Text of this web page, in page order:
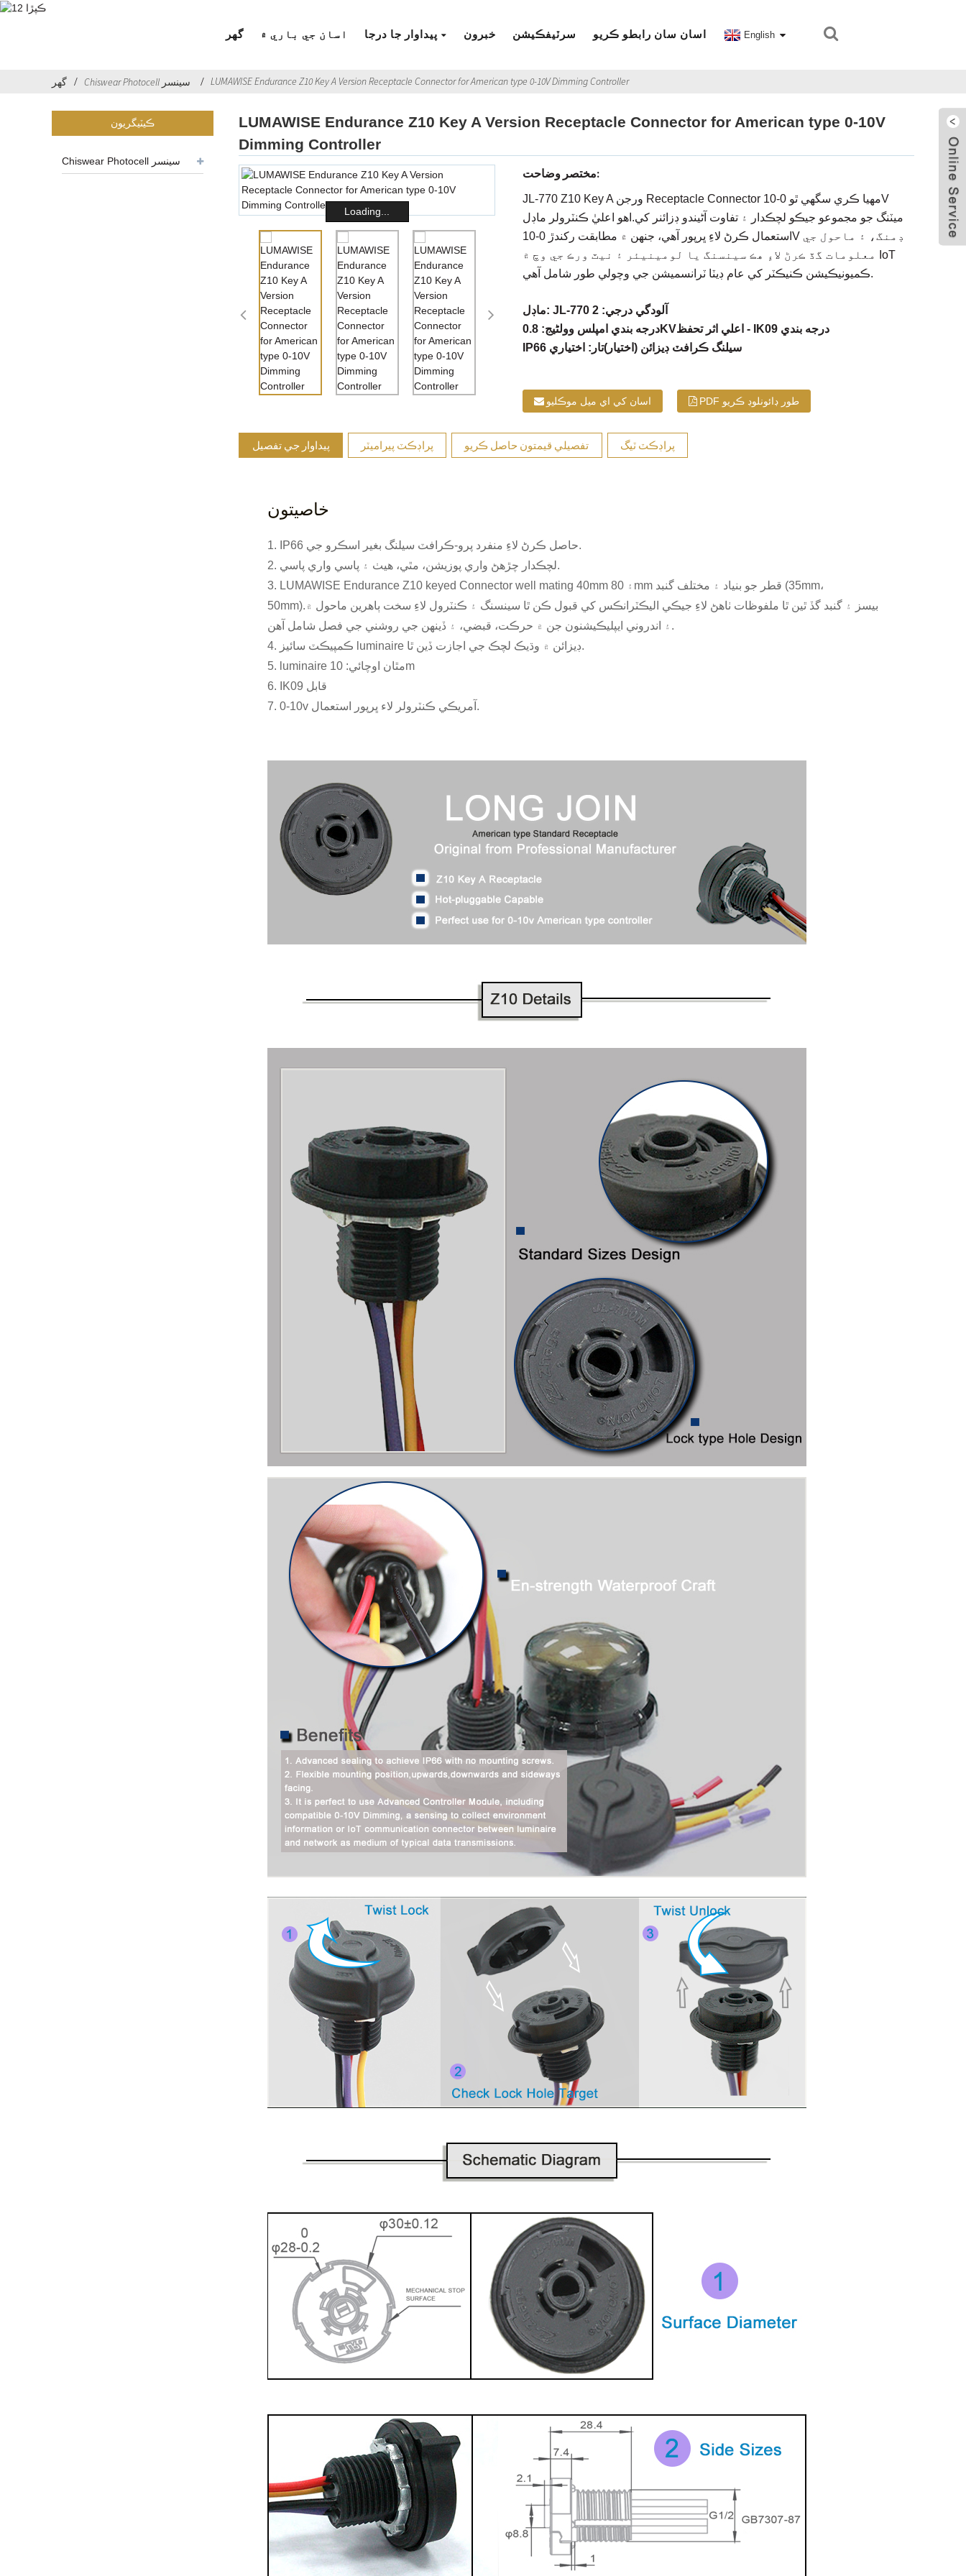
گهر اسان جي باري ۾ پيداوار جا درجا خبرون سرٽيفڪيشن اسان سان رابطو ڪريو English
گهر Chiswear Photocell سينسر LUMAWISE Endurance Z10 Key A Version Receptacle Connector for American type 0-10V Dimming Controller
ڪيٽيگريون
Chiswear Photocell سينسر
LUMAWISE Endurance Z10 Key A Version Receptacle Connector for American type 0-10V
Dimming Controller
Loading...
مختصر وضاحت:
JL-770 Z10 Key A ورجن Receptacle Connector مهيا ڪري سگھي ٿو 0-10V
ميٽنگ جو مجموعو جيڪو لچڪدار ۽ تفاوت آڻيندو ڊزائنر کي.اهو اعليٰ ڪنٽرولر ماڊل
استعمال ڪرڻ لاءِ ڀرپور آهي، جنهن ۾ مطابقت رکندڙ 0-10V ڊمنگ، ۽ ماحول جي
معلومات گڏ ڪرڻ لاءِ هڪ سينسنگ يا لومينيئر ۽ نيٽ ورڪ جي وچ ۾ IoT
ڪميونيڪيشن ڪنيڪٽر کي عام ڊيٽا ٽرانسميشن جي وچولي طور شامل آهي.
ماڊل: JL-770 آلودگي درجي: 2
درجه بندي امپلس وولٹیج: 0.8KV
اعلي اثر تحفظ - IK09 درجه بندي
IP66 سيلنگ ڪرافٽ ڊيزائن (اختيار)تار: اختياري
اسان کي اي ميل موڪليو PDF طور ڊائونلوڊ ڪريو
پيداوار جي تفصيل پراڊڪٽ پيراميٽر تفصيلي قيمتون حاصل ڪريو پراڊڪٽ ٽيگ
خاصيتون
1. IP66 حاصل ڪرڻ لاءِ منفرد پرو-ڪرافٽ سيلنگ بغير اسڪرو جي.
2. لچڪدار چڙهڻ واري پوزيشن، مٿي، هيٺ ۽ پاسي واري پاسي.
3. LUMAWISE Endurance Z10 keyed Connector well mating 40mm ۽ 80mm قطر جو بنياد ۽ مختلف گنبد (35mm،
50mm).بيسز ۽ گنبد گڏ ٿين ٿا ملفوظات ٺاهڻ لاءِ جيڪي اليڪٽرانڪس کي قبول ڪن ٿا سينسنگ ۽ ڪنٽرول لاءِ سخت ٻاهرين ماحول ۾
۽ اندروني ايپليڪيشنون جن ۾ حرڪت، قبضي، ۽ ڏينهن جي روشني جي فصل شامل آهن.
4. ڪمپيڪٽ سائيز luminaire ڊيزائن ۾ وڌيڪ لچڪ جي اجازت ڏين ٿا.
5. luminaire مٿان اوچائي: 10m
6. IK09 قابل
7. 0-10v آمريڪي ڪنٽرولر لاء ڀرپور استعمال.